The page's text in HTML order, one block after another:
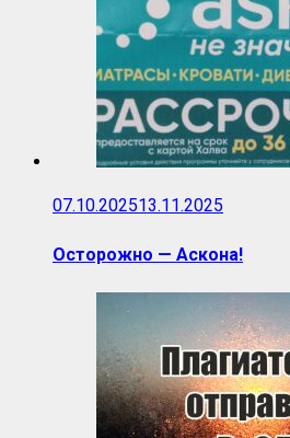
07.10.202513.11.2025
Осторожно — Аскона!